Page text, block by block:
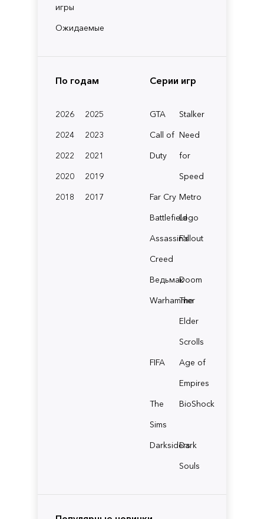
игры
Ожидаемые
По годам
2026
2025
2024
2023
2022
2021
2020
2019
2018
2017
Серии игр
GTA
Stalker
Call of
Duty
Need
for
Speed
Far Cry Metro
BattlefieldLego
Assassin's
Creed
Fallout
ВедьмакDoom
Warhammer
The
Elder
Scrolls
FIFA
Age of
Empires
The
Sims
BioShock
Darksiders
Dark
Souls